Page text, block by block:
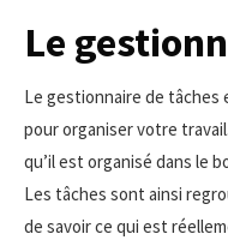
Le
Le gestionnaire de tâches
pour organiser votre
qu’il est organisé dans le
Les tâches sont ainsi
de savoir ce qui est